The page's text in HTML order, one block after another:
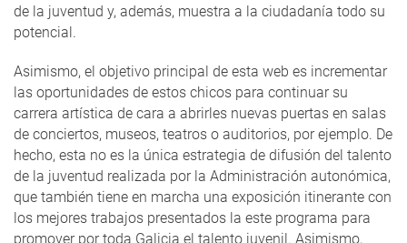
de la juventud y, además, muestra a la ciudadanía todo su
potencial.
Asimismo, el objetivo principal de esta web es incrementar
las oportunidades de estos chicos para continuar su
carrera artística de cara a abrirles nuevas puertas en salas
de conciertos, museos, teatros o auditorios, por ejemplo. De
hecho, esta no es la única estrategia de difusión del talento
de la juventud realizada por la Administración autonómica,
que también tiene en marcha una exposición itinerante con
los mejores trabajos presentados la este programa para
promover por toda Galicia el talento juvenil. Asimismo,